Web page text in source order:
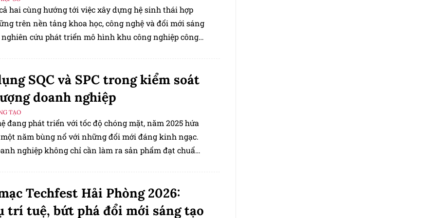
hai cùng hướng tới việc xây dựng hệ sinh thái hợp
trên nền tảng khoa học, công nghệ và đổi mới sáng
nghiên cứu phát triển mô hình khu công nghiệp công
SQC và SPC trong kiểm soát
doanh nghiệp
TẠO
đang phát triển với tốc độ chóng mặt, năm 2025 hứa
năm bùng nổ với những đổi mới đáng kinh ngạc.
nghiệp không chỉ cần làm ra sản phẩm đạt chuẩn
chính là SQC (Kiểm soát chất lượng thống kê) và SPC
quá trình thống kê).
Techfest Hải Phòng 2026:
trí tuệ, bứt phá đổi mới sáng tạo